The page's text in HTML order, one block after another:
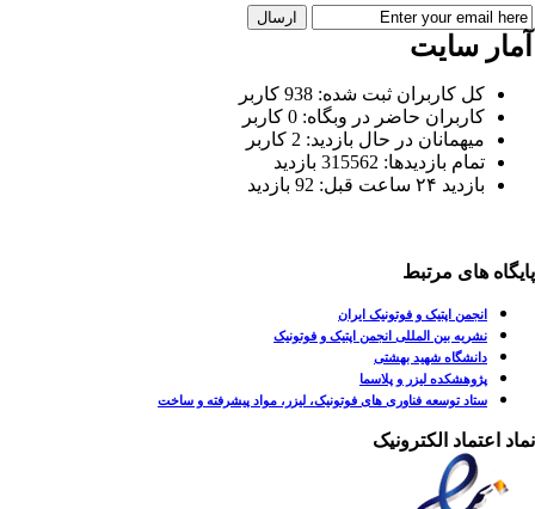
سایت
کل کاربران ثبت شده: 938 کاربر
کاربران حاضر در وبگاه: 0 کاربر
میهمانان در حال بازدید: 2 کاربر
تمام بازدید‌ها: 315562 بازدید
بازدید ۲۴ ساعت قبل: 92 بازدید
های مرتبط
انجمن اپتیک و فوتونیک ایران
نشریه بین المللی انجمن اپتیک و فوتونیک
دانشگاه شهید بهشتی
پژوهشکده لیزر و پلاسما
ستاد توسعه فناوری های فوتونیک، لیزر، مواد پیشرفته و ساخت
اعتماد الکترونیک